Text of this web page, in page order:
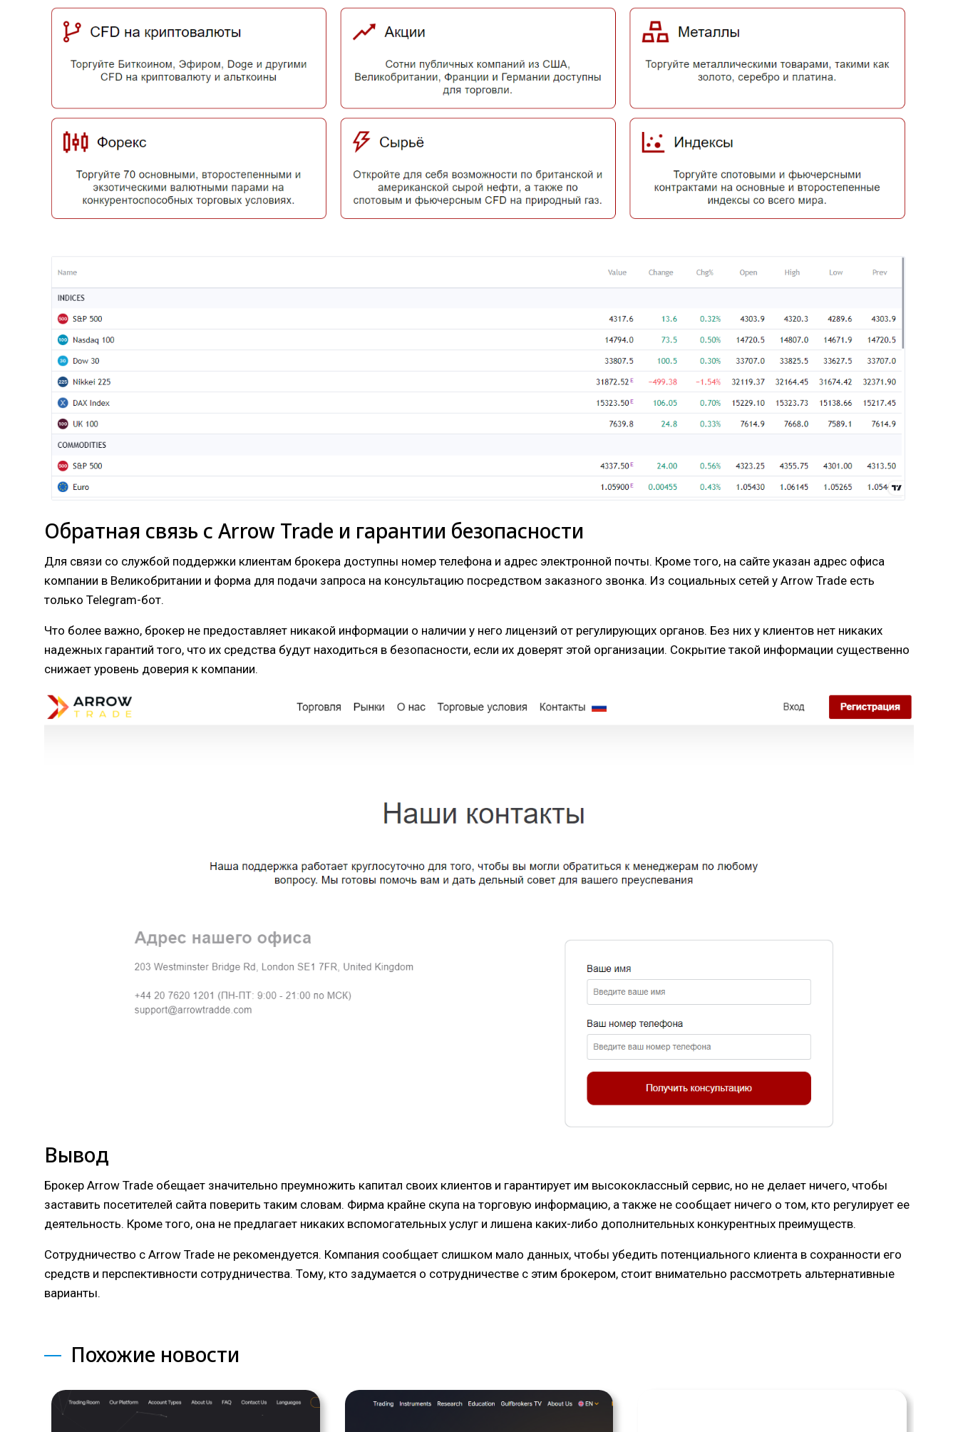
Обратная связь с Arrow Trade и гарантии безопасности
Для связи со службой поддержки клиентам брокера доступны номер телефона и адрес электронной почты. Кроме того, на сайте указан адрес офиса
компании в Великобритании и форма для подачи запроса на консультацию посредством заказного звонка. Из социальных сетей у Arrow Trade есть
только Telegram-бот.
Что более важно, брокер не предоставляет никакой информации о наличии у него лицензий от регулирующих органов. Без них у клиентов нет никаких
надежных гарантий того, что их средства будут находиться в безопасности, если их доверят этой организации. Сокрытие такой информации существенно
снижает уровень доверия к компании.
Вывод
Брокер Arrow Trade обещает значительно преумножить капитал своих клиентов и гарантирует им высококлассный сервис, но не делает ничего, чтобы
заставить посетителей сайта поверить таким словам. Фирма крайне скупа на торговую информацию, а также не сообщает ничего о том, кто регулирует ее
деятельность. Кроме того, она не предлагает никаких вспомогательных услуг и лишена каких-либо дополнительных конкурентных преимуществ.
Сотрудничество с Arrow Trade не рекомендуется. Компания сообщает слишком мало данных, чтобы убедить потенциального клиента в сохранности его
средств и перспективности сотрудничества. Тому, кто задумается о сотрудничестве с этим брокером, стоит внимательно рассмотреть альтернативные
варианты.
Похожие новости